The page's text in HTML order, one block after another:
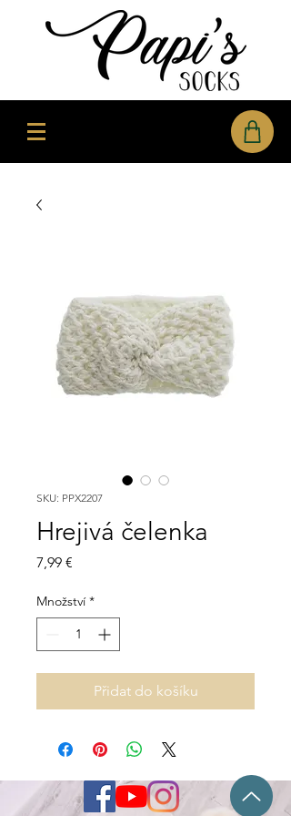
SKU: PPX2207
Hrejivá čelenka
7,99 €
Množství *
Přidat do košíku